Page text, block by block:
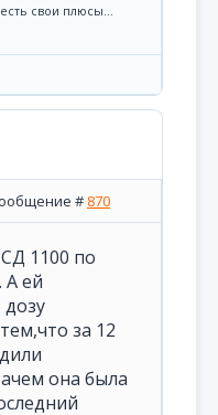
свои плюсы...
# 870
1100 по
А ей
за 12
она была